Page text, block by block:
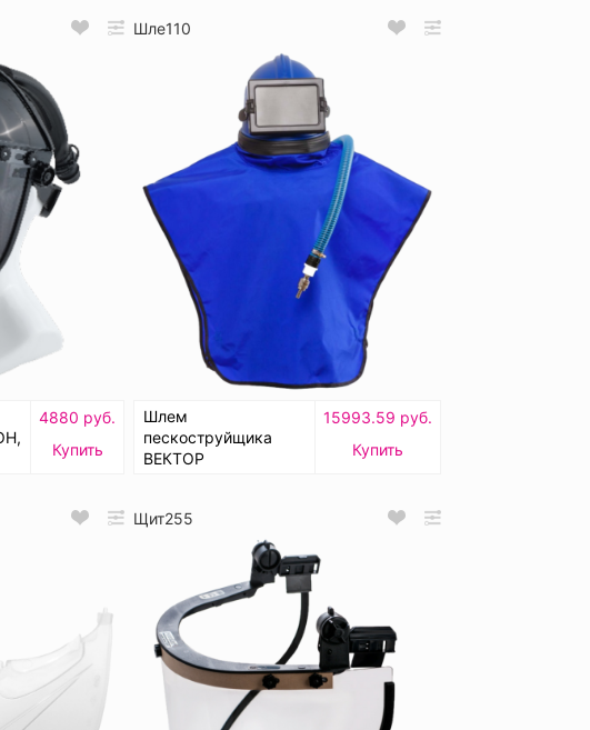
4880 руб.
Купить
Шле110
Шлем
пескоструйщика
ВЕКТОР
15993.59 руб.
Купить
Щит255